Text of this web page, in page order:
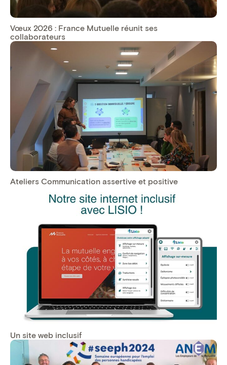
Vœux 2026 : France Mutuelle réunit ses
collaborateurs
Ateliers Communication assertive et positive
Un site web inclusif